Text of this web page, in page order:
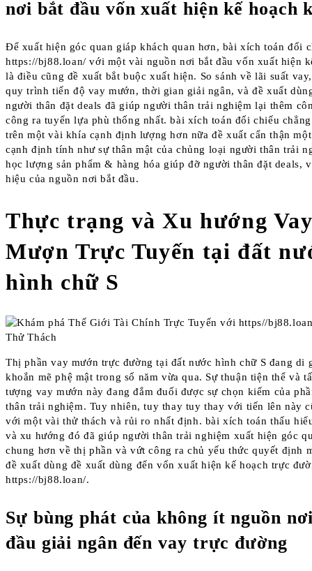
nơi bắt đầu vốn xuất hiện kế hoạch
Để xuất hiện góc quan giáp khách quan hơn, bài xích toán đối
https://bj88.loan/ với một vài nguồn nơi bắt đầu vốn xuất hiện
là điều cũng đề xuất bắt buộc xuất hiện. So sánh về lãi suất
quy trình tiến độ vay mướn, thời gian giải ngân, và đề xuất
người thân đặt deals đã giúp người thân trải nghiệm lại thêm
công ra tuyển lựa phù thống nhất. bài xích toán đối chiếu
trên một vài khía cạnh định lượng hơn nữa đề xuất cẩn thận
cạnh định tính như sự thân mật của chủng loại người thân trải
học lượng sản phẩm & hàng hóa giúp đỡ người thân đặt deals,
hiệu của nguồn nơi bắt đầu.
Thực trạng và Xu hướng
Mượn Trực Tuyến tại đất
hình chữ S
Thị phần vay mướn trực đường tại đất nước hình chữ S đang di
khoắn mẽ phệ mật trong số năm vừa qua. Sự thuận tiện thể và
tượng vay mướn này đang đắm đuối được sự chọn kiếm của
thân trải nghiệm. Tuy nhiên, tuy thay tuy thay với tiến lên này
với một vài thử thách và rủi ro nhất định. bài xích toán thấu
và xu hướng đó đã giúp người thân trải nghiệm xuất hiện góc
chung hơn về thị phần và vứt công ra chủ yếu thức quyết định
đề xuất dùng đề xuất dùng đến vốn xuất hiện kế hoạch trực
https://bj88.loan/.
Sự bùng phát của không ít nguồn
đầu giải ngân đến vay trực đường